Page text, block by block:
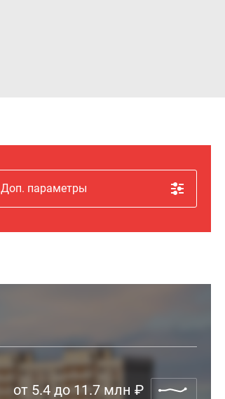
Доп. параметры
от 5.4 до 11.7 млн ₽